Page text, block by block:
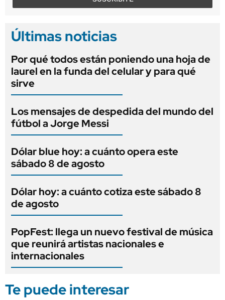
Últimas noticias
Por qué todos están poniendo una hoja de
laurel en la funda del celular y para qué
sirve
Los mensajes de despedida del mundo del
fútbol a Jorge Messi
Dólar blue hoy: a cuánto opera este
sábado 8 de agosto
Dólar hoy: a cuánto cotiza este sábado 8
de agosto
PopFest: llega un nuevo festival de música
que reunirá artistas nacionales e
internacionales
Te puede interesar